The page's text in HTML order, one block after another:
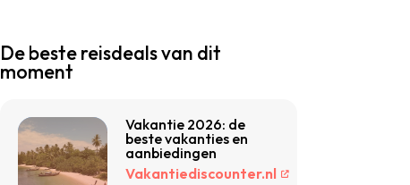
De beste reisdeals van dit
moment
Vakantie 2026: de
beste vakanties en
aanbiedingen
Vakantiediscounter.nl